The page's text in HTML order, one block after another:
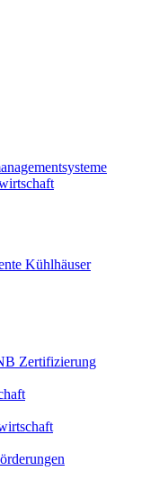
Kühlhäuser
Zertifizierung